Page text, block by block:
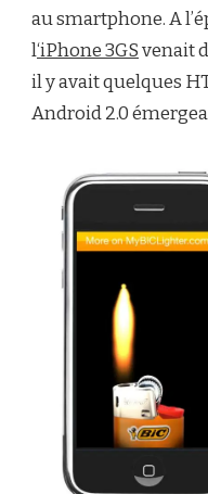
au smartphone. A
l‘iPhone 3GSvenait
il y avait quelques
Android 2.0